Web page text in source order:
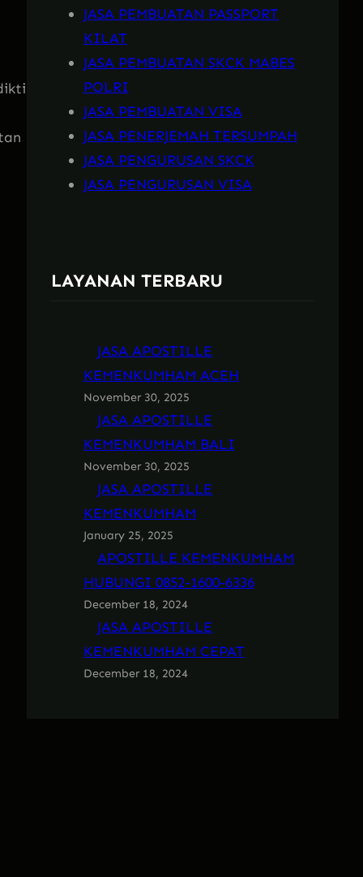
JASA PEMBUATAN PASSPORT
KILAT
JASA PEMBUATAN SKCK MABES
POLRI
JASA PEMBUATAN VISA
JASA PENERJEMAH TERSUMPAH
JASA PENGURUSAN SKCK
JASA PENGURUSAN VISA
LAYANAN TERBARU
JASA APOSTILLE
KEMENKUMHAM ACEH
November 30, 2025
JASA APOSTILLE
KEMENKUMHAM BALI
November 30, 2025
JASA APOSTILLE
KEMENKUMHAM
January 25, 2025
APOSTILLE KEMENKUMHAM
HUBUNGI 0852-1600-6336
December 18, 2024
JASA APOSTILLE
KEMENKUMHAM CEPAT
December 18, 2024